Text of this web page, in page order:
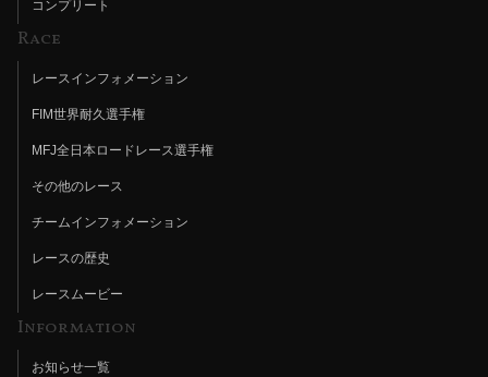
コンプリート
Race
レースインフォメーション
FIM世界耐久選手権
MFJ全日本ロードレース選手権
その他のレース
チームインフォメーション
レースの歴史
レースムービー
Information
お知らせ一覧